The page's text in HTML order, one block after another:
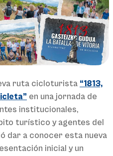
ruta cicloturista “1813,
en una jornada de
institucionales,
turístico y agentes del
dar a conocer esta nueva
inicial y un